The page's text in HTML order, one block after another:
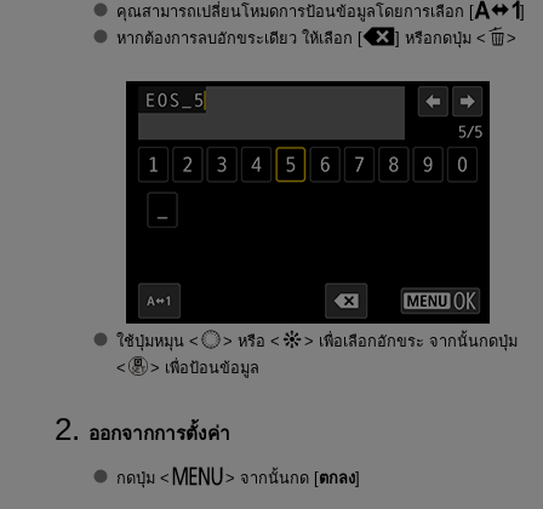
คุณสามารถเปลี่ยนโหมดการป้อนข้อมูลโดยการเลือก [
]
หากต้องการลบอักขระเดียว ให้เลือก [
] หรือกดปุ่ม
ใช้ปุ่มหมุน หรือ
เพื่อเลือกอักขระ จากนั้นกดปุ่ม
เพื่อป้อนข้อมูล
ออกจากการตั้งค่า
กดปุ่ม จากนั้นกด [ตกลง]